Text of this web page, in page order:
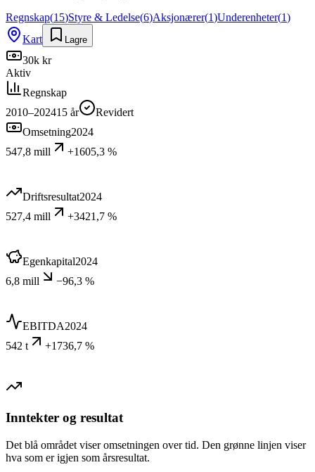
Regnskap(15)Styre & Ledelse(6)Aksjonærer(1)Underenheter(1)
Kart
Lagre
30k kr
Aktiv
Regnskap
2010–202415 år
Revidert
Omsetning2024
547,8 mill
+1605,3 %
Driftsresultat2024
527,4 mill
+3421,7 %
Egenkapital2024
6,8 mill
−96,3 %
EBITDA2024
542 t
+1736,7 %
Inntekter og resultat
Det blå området viser omsetningen over tid. Den grønne linjen viser
hva som er igjen som årsresultat.